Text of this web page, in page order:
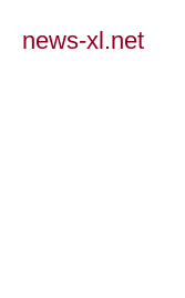
news-xl.net